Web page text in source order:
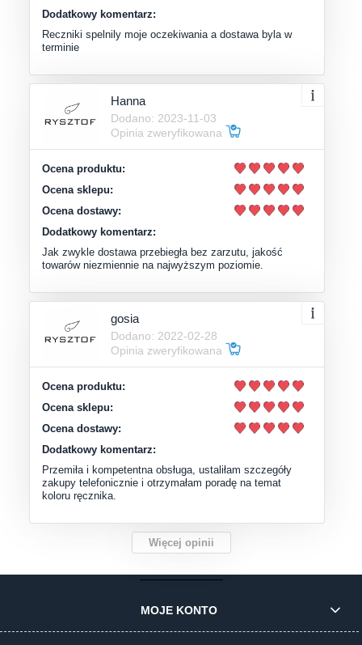
Dodatkowy komentarz:
Reczniki spelnily moje oczekiwania a dostawa byla w
terminie
Hanna
Dodano: 2023-11-03
Opinia zweryfikowana
Ocena produktu:
Ocena sklepu:
Ocena dostawy:
Dodatkowy komentarz:
Jak zwykle dostawa przebiegła bez zarzutu, jakość
towarów niezmiennie na najwyższym poziomie.
gosia
Dodano: 2022-02-28
Opinia zweryfikowana
Ocena produktu:
Ocena sklepu:
Ocena dostawy:
Dodatkowy komentarz:
Przemiła i kompetentna obsługa, ustaliłam szczegóły
zakupy telefonicznie i otrzymałam poradę na temat
koloru ręcznika.
Więcej opinii
MOJE KONTO